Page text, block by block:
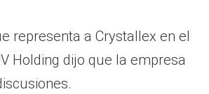
representa a Crystallex en el
Holding dijo que la empresa